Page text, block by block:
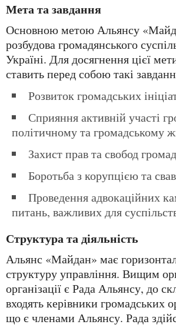
Мета та завдання
Основною метою Альянсу «Майдан» є
розбудова громадянського
Україні. Для досягнення цієї
ставить перед собою такі
Розвиток громадських
Сприяння активній участі громадян у
політичному та громадському
Захист прав та свобод
Боротьба з корупцією та
Проведення адвокаційних кампаній з
питань, важливих для
Структура та діяльність
Альянс «Майдан» має горизонтальну
структуру управління. Вищим
організації є Рада Альянсу, до
входять керівники громадських
що є членами Альянсу. Рада